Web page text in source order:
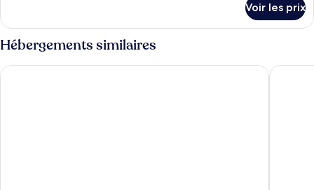
Chambre
Double
(Comfort
Double
le
type
de
chambre
Chambre
Voir les prix
Hébergements similaires
Adria Apartments Villa